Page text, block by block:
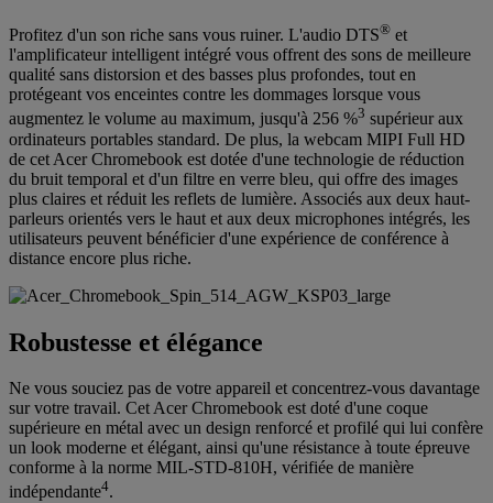
Profitez d'un son riche sans vous ruiner. L'audio DTS® et
l'amplificateur intelligent intégré vous offrent des sons de meilleure
qualité sans distorsion et des basses plus profondes, tout en
protégeant vos enceintes contre les dommages lorsque vous
augmentez le volume au maximum, jusqu'à 256 %3 supérieur aux
ordinateurs portables standard. De plus, la webcam MIPI Full HD
de cet Acer Chromebook est dotée d'une technologie de réduction
du bruit temporal et d'un filtre en verre bleu, qui offre des images
plus claires et réduit les reflets de lumière. Associés aux deux haut-
parleurs orientés vers le haut et aux deux microphones intégrés, les
utilisateurs peuvent bénéficier d'une expérience de conférence à
distance encore plus riche.
Robustesse et élégance
Ne vous souciez pas de votre appareil et concentrez-vous davantage
sur votre travail. Cet Acer Chromebook est doté d'une coque
supérieure en métal avec un design renforcé et profilé qui lui confère
un look moderne et élégant, ainsi qu'une résistance à toute épreuve
conforme à la norme MIL-STD-810H, vérifiée de manière
indépendante4.